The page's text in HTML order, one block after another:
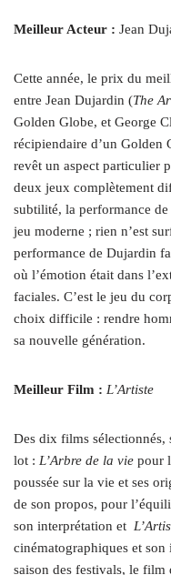
Meilleur Acteur : Jean
Cette année, le prix du
entre Jean Dujardin (The
Golden Globe, et George
récipiendaire d’un Golden
revêt un aspect particulier
deux jeux complètement
subtilité, la performance
jeu moderne ; rien n’est
performance de Dujardin
où l’émotion était dans
faciales. C’est le jeu du
choix difficile : rendre
sa nouvelle génération.
Meilleur Film : L’Artiste
Des dix films sélectionnés,
lot : L’Arbre de la vie pour
poussée sur la vie et ses
de son propos, pour
son interprétation et
cinématographiques et
saison des festivals, le film